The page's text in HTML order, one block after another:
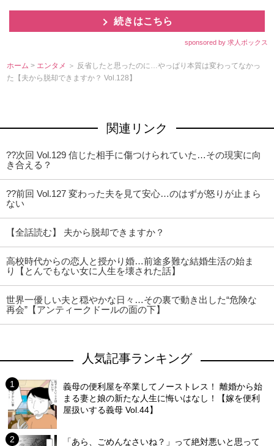
続きはこちら
sponsored by 求人ボックス
ホーム > エンタメ ＞ 反省したと思ったのに…やっぱり本質は変わってなかっ
た【夫から脱却できますか？ Vol.128】
関連リンク
??次回 Vol.129 信じた相手に傷つけられていた…その現実に向
き合える？
??前回 Vol.127 変わった夫を見て安心…のはずが怒りが止まら
ない
【全話読む】 夫から脱却できますか？
高校時代からの恋人と授かり婚…前途多難な結婚生活の始ま
り【とんでもない女に人生を壊された話】
世界一優しい夫と穏やかな日々…その裏で動き出した“危険な
再会”【アンティークドールの面の下】
人気記事ランキング
義母の便利屋を卒業してノーストレス！ 離婚から始
まる妻と娘の新たな人生に悔いはなし！【嫁を便利
屋扱いする義母 Vol.44】
「あら、ごめんなさいね？」って絶対悪いと思って